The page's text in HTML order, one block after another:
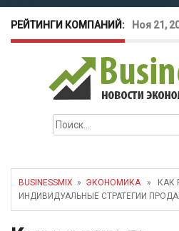
РЕЙТИНГИ КОМПАНИЙ: Ноя 21,
для
Окт 26,
бизнеса
Май 16,
Найти:
BUSINESSMIX » ЭКОНОМИКА» КАК
ИНДИВИДУАЛЬНЫЕ СТРАТЕГИИ